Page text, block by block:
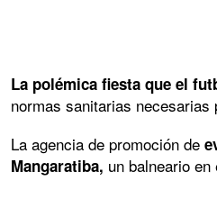
La polémica fiesta que el
normas sanitarias
La agencia de promoción de
Mangaratiba, un balneario